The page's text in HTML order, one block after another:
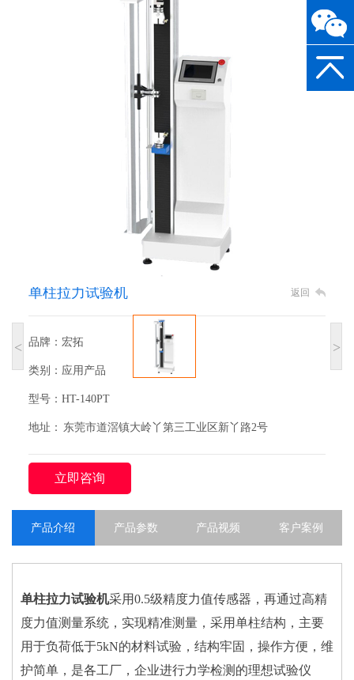
< >
单柱拉力试验机 返回
品牌：宏拓
类别：应用产品
型号：HT-140PT
地址： 东莞市道滘镇大岭丫第三工业区新丫路2号
立即咨询
产品介绍 产品参数 产品视频 客户案例
单柱拉力试验机采用0.5级精度力值传感器，再通过高精
度力值测量系统，实现精准测量，采用单柱结构，主要
用于负荷低于5kN的材料试验，结构牢固，操作方便，维
护简单，是各工厂，企业进行力学检测的理想试验仪